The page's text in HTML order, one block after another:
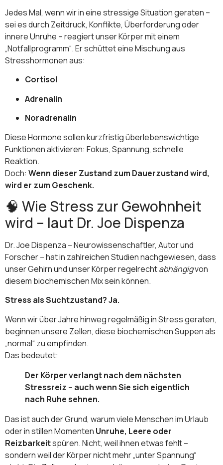
Jedes Mal, wenn wir in eine stressige Situation geraten –
sei es durch Zeitdruck, Konflikte, Überforderung oder
innere Unruhe – reagiert unser Körper mit einem
„Notfallprogramm“. Er schüttet eine Mischung aus
Stresshormonen aus:
Cortisol
Adrenalin
Noradrenalin
Diese Hormone sollen kurzfristig überlebenswichtige
Funktionen aktivieren: Fokus, Spannung, schnelle
Reaktion.
Doch: Wenn dieser Zustand zum Dauerzustand wird,
wird er zum Geschenk.
🧠 Wie Stress zur Gewohnheit
wird – laut Dr. Joe Dispenza
Dr. Joe Dispenza – Neurowissenschaftler, Autor und
Forscher – hat in zahlreichen Studien nachgewiesen, dass
unser Gehirn und unser Körper regelrechtabhängigvon
diesem biochemischen Mix sein können.
Stress als Suchtzustand? Ja.
Wenn wir über Jahre hinweg regelmäßig in Stress geraten,
beginnen unsere Zellen, diese biochemischen Suppen als
„normal“ zu empfinden.
Das bedeutet:
Der Körper verlangt nach dem nächsten
Stressreiz – auch wenn Sie sich eigentlich
nach Ruhe sehnen.
Das ist auch der Grund, warum viele Menschen im Urlaub
oder in stillen Momenten Unruhe, Leere oder
Reizbarkeitspüren. Nicht, weil ihnen etwas fehlt –
sondern weil der Körper nicht mehr „unter Spannung“